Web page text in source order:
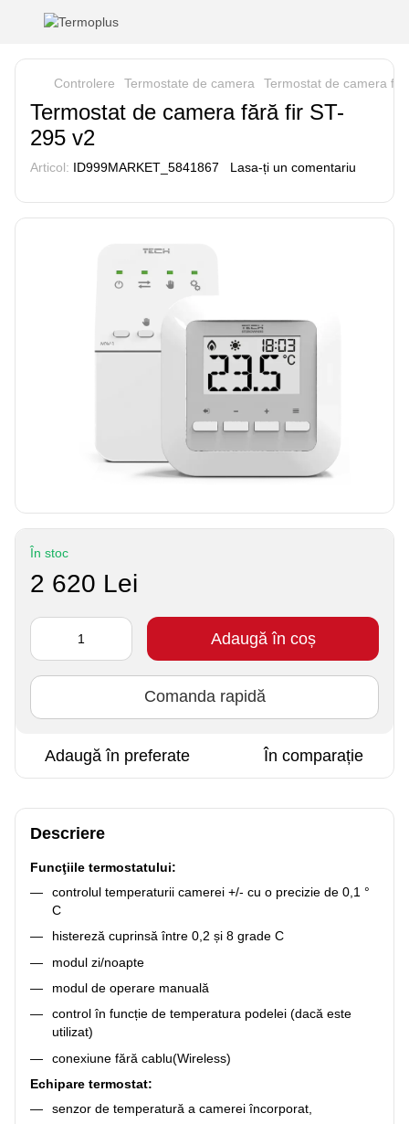
Controlere Termostate de camera Termostat de camera
Termostat de camera fără fir ST-
295 v2
Articol: ID999MARKET_5841867 Lasa-ți un comentariu
În stoc
2 620 Lei
Adaugă în coș
Comanda rapidă
Adaugă în preferate În comparație
Descriere
Funcţiile termostatului:
controlul temperaturii camerei +/- cu o precizie de 0,1 °
C
histereză cuprinsă între 0,2 și 8 grade C
modul zi/noapte
modul de operare manuală
control în funcție de temperatura podelei (dacă este
utilizat)
conexiune fără cablu(Wireless)
Echipare termostat:
senzor de temperatură a camerei încorporat,